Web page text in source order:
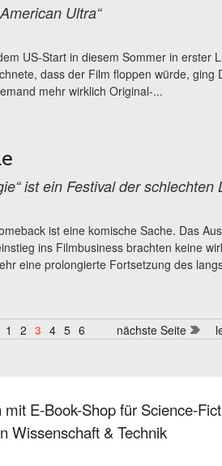
Ultra“
US-Start in diesem Sommer in erster
dass der Film floppen würde,
mehr wirklich Original-...
ist ein Festival der schlechten
ist eine komische Sache. Das
ins Filmbusiness brachten keine
eine prolongierte Fortsetzung des
1 2 3 4 5 6 nächste Seite
E-Book-Shop für Science-
Wissenschaft & Technik